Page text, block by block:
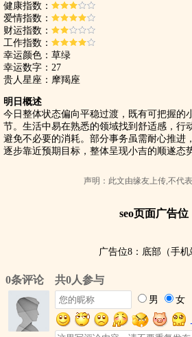
健康指数：
爱情指数：
财运指数：
工作指数：
幸运颜色：草绿
幸运数字：27
贵人星座：摩羯座
明日概述
今日整体状态偏向平稳过渡，既有可把握的
节。生活中易在熟悉的领域找到舒适感，行
避免不必要的消耗。部分事务虽需耐心推进
逐步靠近预期目标，整体呈现小吉的顺遂态
声明：此文由缘友上传,不代
seo页面广告位
广告位8：底部（手机